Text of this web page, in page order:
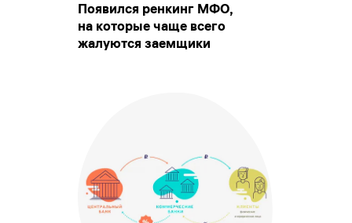
Появился ренкинг МФО,
на которые чаще всего
жалуются заемщики